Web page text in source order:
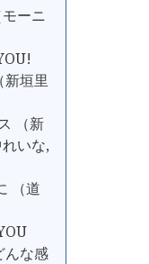
ーニ
新垣里
（新
いな,
（道
んな感